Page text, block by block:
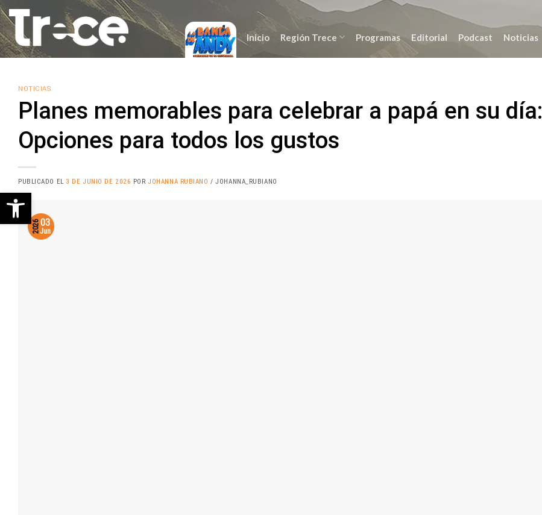
Saltar
al
contenido
Inicio Región Trece Programas Editorial Podcast Noticias
NOTICIAS
Planes memorables para celebrar a papá en su día:
Opciones para todos los gustos
PUBLICADO EL 3 DE JUNIO DE 2026 PORJOHANNA RUBIANO / JOHANNA_RUBIANO
03
Jun
2026
Abrir barra de herramientas